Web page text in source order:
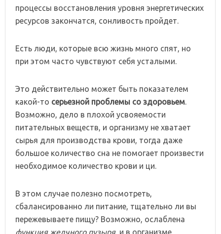
процессы восстановления уровня энергетических
ресурсов закончатся, сонливость пройдет.
Есть люди, которые всю жизнь много спят, но
при этом часто чувствуют себя усталыми.
Это действительно может быть показателем
какой-то серьезной проблемы со здоровьем.
Возможно, дело в плохой усвояемости
питательных веществ, и организму не хватает
сырья для производства крови, тогда даже
большое количество сна не помогает произвести
необходимое количество крови и ци.
В этом случае полезно посмотреть,
сбалансированно ли питание, тщательно ли вы
пережевываете пищу? Возможно, ослаблена
функция желчного пузыря, и в организме